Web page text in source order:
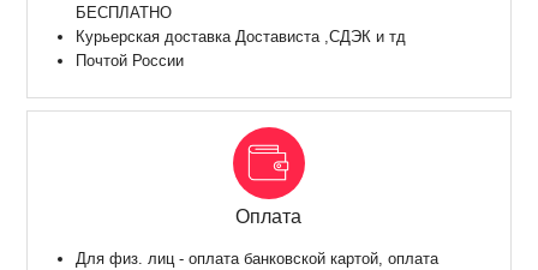
БЕСПЛАТНО
Курьерская доставка Достависта ,СДЭК и тд
Почтой России
Оплата
Для физ. лиц - оплата банковской картой, оплата